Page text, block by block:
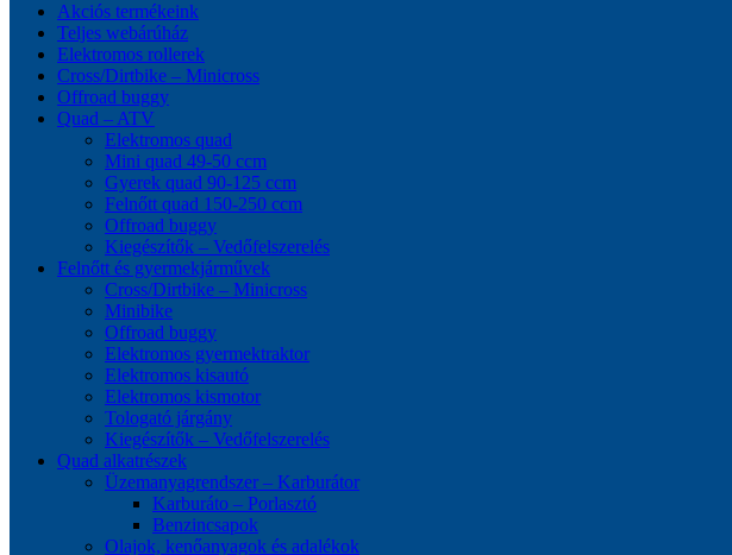
Akciós termékeink
Teljes webárúház
Elektromos rollerek
Cross/Dirtbike – Minicross
Offroad buggy
Quad – ATV
Elektromos quad
Mini quad 49-50 ccm
Gyerek quad 90-125 ccm
Felnőtt quad 150-250 ccm
Offroad buggy
Kiegészítők – Vedőfelszerelés
Felnőtt és gyermekjárművek
Cross/Dirtbike – Minicross
Minibike
Offroad buggy
Elektromos gyermektraktor
Elektromos kisautó
Elektromos kismotor
Tologató járgány
Kiegészítők – Vedőfelszerelés
Quad alkatrészek
Üzemanyagrendszer – Karburátor
Karburáto – Porlasztó
Benzincsapok
Olajok, kenőanyagok és adalékok